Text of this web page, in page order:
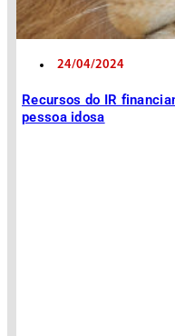
24/04/2024
Recursos do IR
pessoa idosa